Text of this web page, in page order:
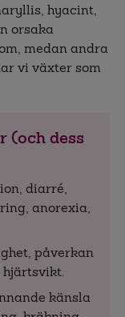
hyacint,
orsaka
medan andra
vi växter som
(och dess
diarré,
anorexia,
påverkan
känsla